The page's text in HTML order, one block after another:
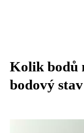
Kolik bodů
bodový